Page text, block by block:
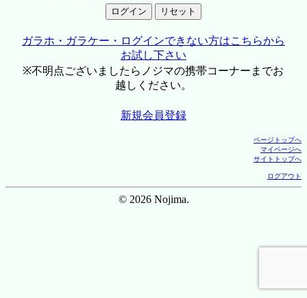
ガラホ・ガラケー・ログインできない方はこちらから
お試し下さい
※不明点ございましたらノジマの携帯コーナーまでお
越しください。
新規会員登録
ページトップへ
マイページへ
サイトトップへ
ログアウト
© 2026 Nojima.